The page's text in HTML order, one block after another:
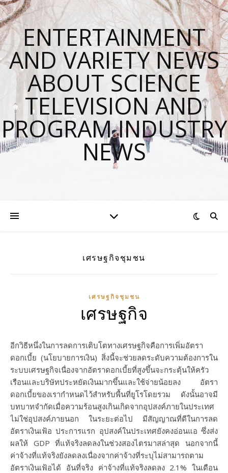
ENTERTAINMENT
AND VARIETY NEWS
ABOUT SCIENCE
TELEVISION AND
PROGRAM INDUSTRY
NEWS
เศรษฐกิจชุมชน
เศรษฐกิจชุมชน
เศรษฐกิจ
อีกวิธีหนึ่งในการลดการเติบโตทางเศรษฐกิจคือการเพิ่มอัตรา
ดอกเบี้ย (นโยบายการเงิน) สิ่งนี้จะช่วยลดระดับความต้องการใน
ระบบเศรษฐกิจเนื่องจากอัตราดอกเบี้ยที่สูงขึ้นจะกระตุ้นให้ครัว
เรือนและบริษัทประหยัดเงินมากขึ้นและใช้จ่ายน้อยลง อัตรา
ดอกเบี้ยของเรากำหนดไว้สำหรับพื้นที่ยูโรโดยรวม ดังนั้นอาจมี
บทบาทจำกัดเมื่อความร้อนสูงเกินเกิดจากอุปสงค์ภายในประเทศ
ไม่ใช่อุปสงค์ภายนอก ในระยะต่อไป มีสัญญาณที่ดีในการลด
อัตราเงินเฟ้อ ประการแรก อุปสงค์ในประเทศยังคงอ่อนแอ ซึ่งส่ง
ผลให้ GDP ที่แท้จริงลดลงในช่วงสองไตรมาสล่าสุด นอกจากนี้
ค่าจ้างที่แท้จริงยังลดลงเนื่องจากค่าจ้างที่ระบุไม่สามารถตาม
อัตราเงินเฟ้อได้ อันที่จริง ค่าจ้างที่แท้จริงลดลง 2.1% ในเดือน